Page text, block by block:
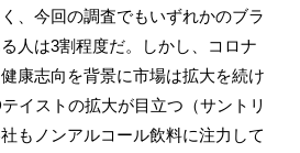
、今回の調査でもいずれかのブラ
人は3割程度だ。しかし、コロナ
康志向を背景に市場は拡大を続け
イストの拡大が目立つ（サントリ
もノンアルコール飲料に注力して